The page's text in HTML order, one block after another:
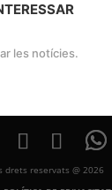
les notícies.
drets reservats @ 2026